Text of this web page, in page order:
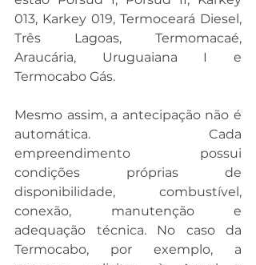
013, Karkey 019, Termoceará Diesel,
Três Lagoas, Termomacaé,
Araucária, Uruguaiana I e
Termocabo Gás.
Mesmo assim, a antecipação não é
automática. Cada
empreendimento possui
condições próprias de
disponibilidade, combustível,
conexão, manutenção e
adequação técnica. No caso da
Termocabo, por exemplo, a